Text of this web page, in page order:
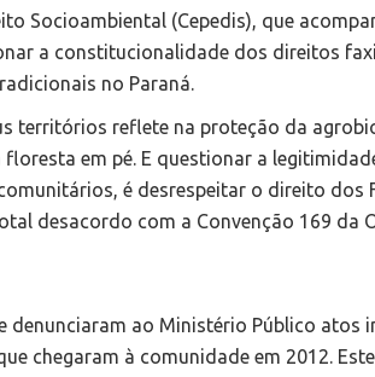
Socioambiental (Cepedis), que
a constitucionalidade dos direitos
no Paraná.
territórios reflete na proteção da
em pé. E questionar a
é desrespeitar o direito dos
desacordo com a Convenção 169 da
denunciaram ao Ministério Público atos
chegaram à comunidade em 2012.